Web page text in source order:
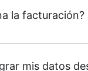
la facturación?
mis datos